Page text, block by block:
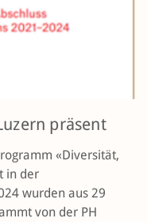
präsent
«Diversität,
in der
wurden aus 29
von der PH